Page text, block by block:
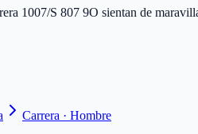
1007/S 807 9O sientan de
Carrera · Hombre